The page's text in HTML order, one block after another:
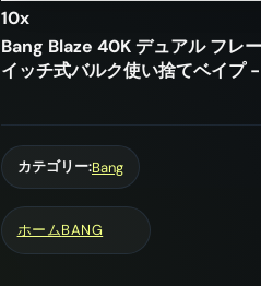
レ
ー
バ
ー
パ
フ
|
ラ
イ
10x
Bang Blaze 40K デュアル フレ
イッチ式バルク使い捨てベイプ
カテゴリー:Bang
ホームBANG